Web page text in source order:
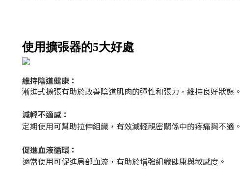
使用擴張器的5大好處
維持陰道健康：
漸進式擴張有助於改善陰道肌肉的彈性和張力，維持良好狀態。
減輕不適感：
定期使用可幫助拉伸組織，有效減輕親密關係中的疼痛與不適。
促進血液循環：
適當使用可促進局部血流，有助於增強組織健康與敏感度。